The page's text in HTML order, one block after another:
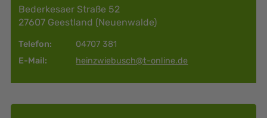
Bederkesaer Straße 52
27607 Geestland (Neuenwalde)
Telefon:
04707 381
E-Mail:
heinzwiebusch@t-online.de